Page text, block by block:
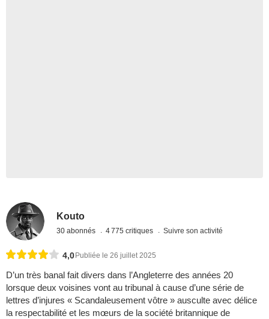
Kouto
30 abonnés 4 775 critiques Suivre son activité
4,0 Publiée le 26 juillet 2025
D’un très banal fait divers dans l’Angleterre des années 20
lorsque deux voisines vont au tribunal à cause d’une série de
lettres d’injures « Scandaleusement vôtre » ausculte avec délice
la respectabilité et les mœurs de la société britannique de